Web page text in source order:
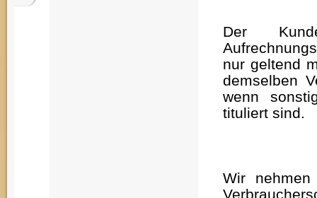
Der
nur geltend
demselben
wenn
tituliert sind.
Wir